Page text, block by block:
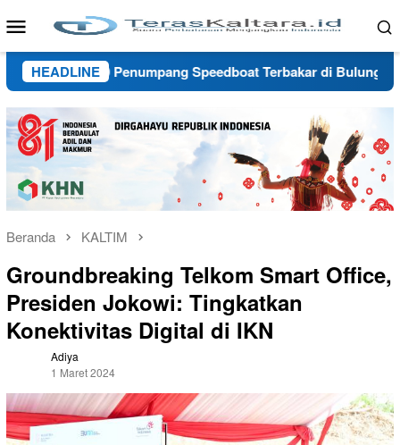
ke
Menu
Mobile
HEADLINE
30 Penumpang Speedboat Terbakar di Bulungan Berhasil
Beranda KALTIM
Groundbreaking Telkom Smart Office,
Presiden Jokowi: Tingkatkan
Konektivitas Digital di IKN
Adiya
1 Maret 2024